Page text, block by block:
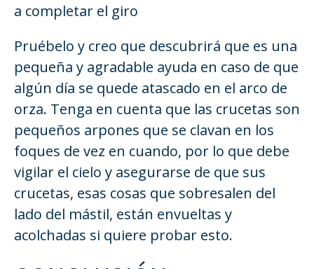
a completar el giro
Pruébelo y creo que descubrirá que es una
pequeña y agradable ayuda en caso de que
algún día se quede atascado en el arco de
orza. Tenga en cuenta que las crucetas son
pequeños arpones que se clavan en los
foques de vez en cuando, por lo que debe
vigilar el cielo y asegurarse de que sus
crucetas, esas cosas que sobresalen del
lado del mástil, están envueltas y
acolchadas si quiere probar esto.